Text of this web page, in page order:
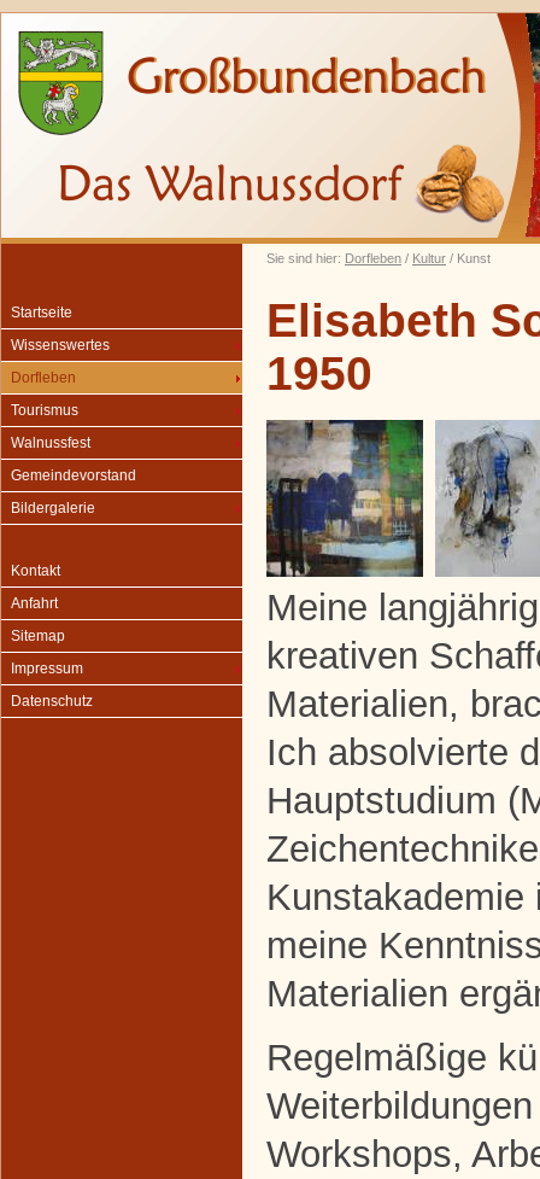
Sie sind hier: Dorfleben / Kultur / Kunst
Startseite
Wissenswertes
Dorfleben
Tourismus
Walnussfest
Gemeindevorstand
Bildergalerie
Kontakt
Anfahrt
Sitemap
Impressum
Datenschutz
Elisabeth
1950
Meine
kreativen
Materialien,
Ich absolvierte
Hauptstudium
Kunstakademie
meine
Materialien
Regelmäßige
Workshops,